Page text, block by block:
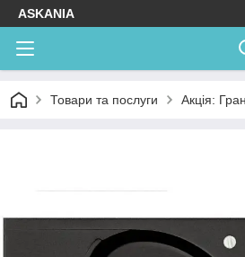
ASKANIA
Товари та послуги Акція: